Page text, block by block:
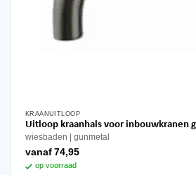
KRAANUITLOOP
Uitloop kraanhals voor inbouwkranen
wiesbaden gunmetal
vanaf 74,95
op voorraad
Dit
product
meerdere